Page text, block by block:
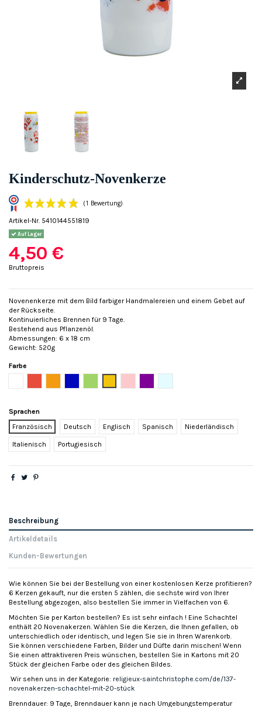
Kinderschutz-Novenkerze
(1 Bewertung)
Artikel-Nr. 5410144551819
Auf Lager
4,50 €
Bruttopreis
Novenenkerze mit dem Bild farbiger Handmalereien und einem Gebet auf
der Rückseite.
Kontinuierliches Brennen für 9 Tage.
Bestehend aus Pflanzenöl.
Abmessungen: 6 x 18 cm
Gewicht: 520g
Farbe
Sprachen
Französisch
Deutsch Englisch Spanisch Niederländisch
Italienisch Portugiesisch
Beschreibung
Artikeldetails
Kunden-Bewertungen
Wie können Sie bei der Bestellung von einer kostenlosen Kerze profitieren?
6 Kerzen gekauft, nur die ersten 5 zählen, die sechste wird von Ihrer
Bestellung abgezogen, also bestellen Sie immer in Vielfachen von 6.
Möchten Sie per Karton bestellen? Es ist sehr einfach ! Eine Schachtel
enthält 20 Novenakerzen. Wählen Sie die Kerzen, die Ihnen gefallen, ob
unterschiedlich oder identisch, und legen Sie sie in Ihren Warenkorb.
Sie können verschiedene Farben, Bilder und Düfte darin mischen! Wenn
Sie einen attraktiveren Preis wünschen, bestellen Sie in Kartons mit 20
Stück der gleichen Farbe oder des gleichen Bildes.
Wir sehen uns in der Kategorie: religieux-saintchristophe.com/de/137-
novenakerzen-schachtel-mit-20-stück
Brenndauer: 9 Tage, Brenndauer kann je nach Umgebungstemperatur